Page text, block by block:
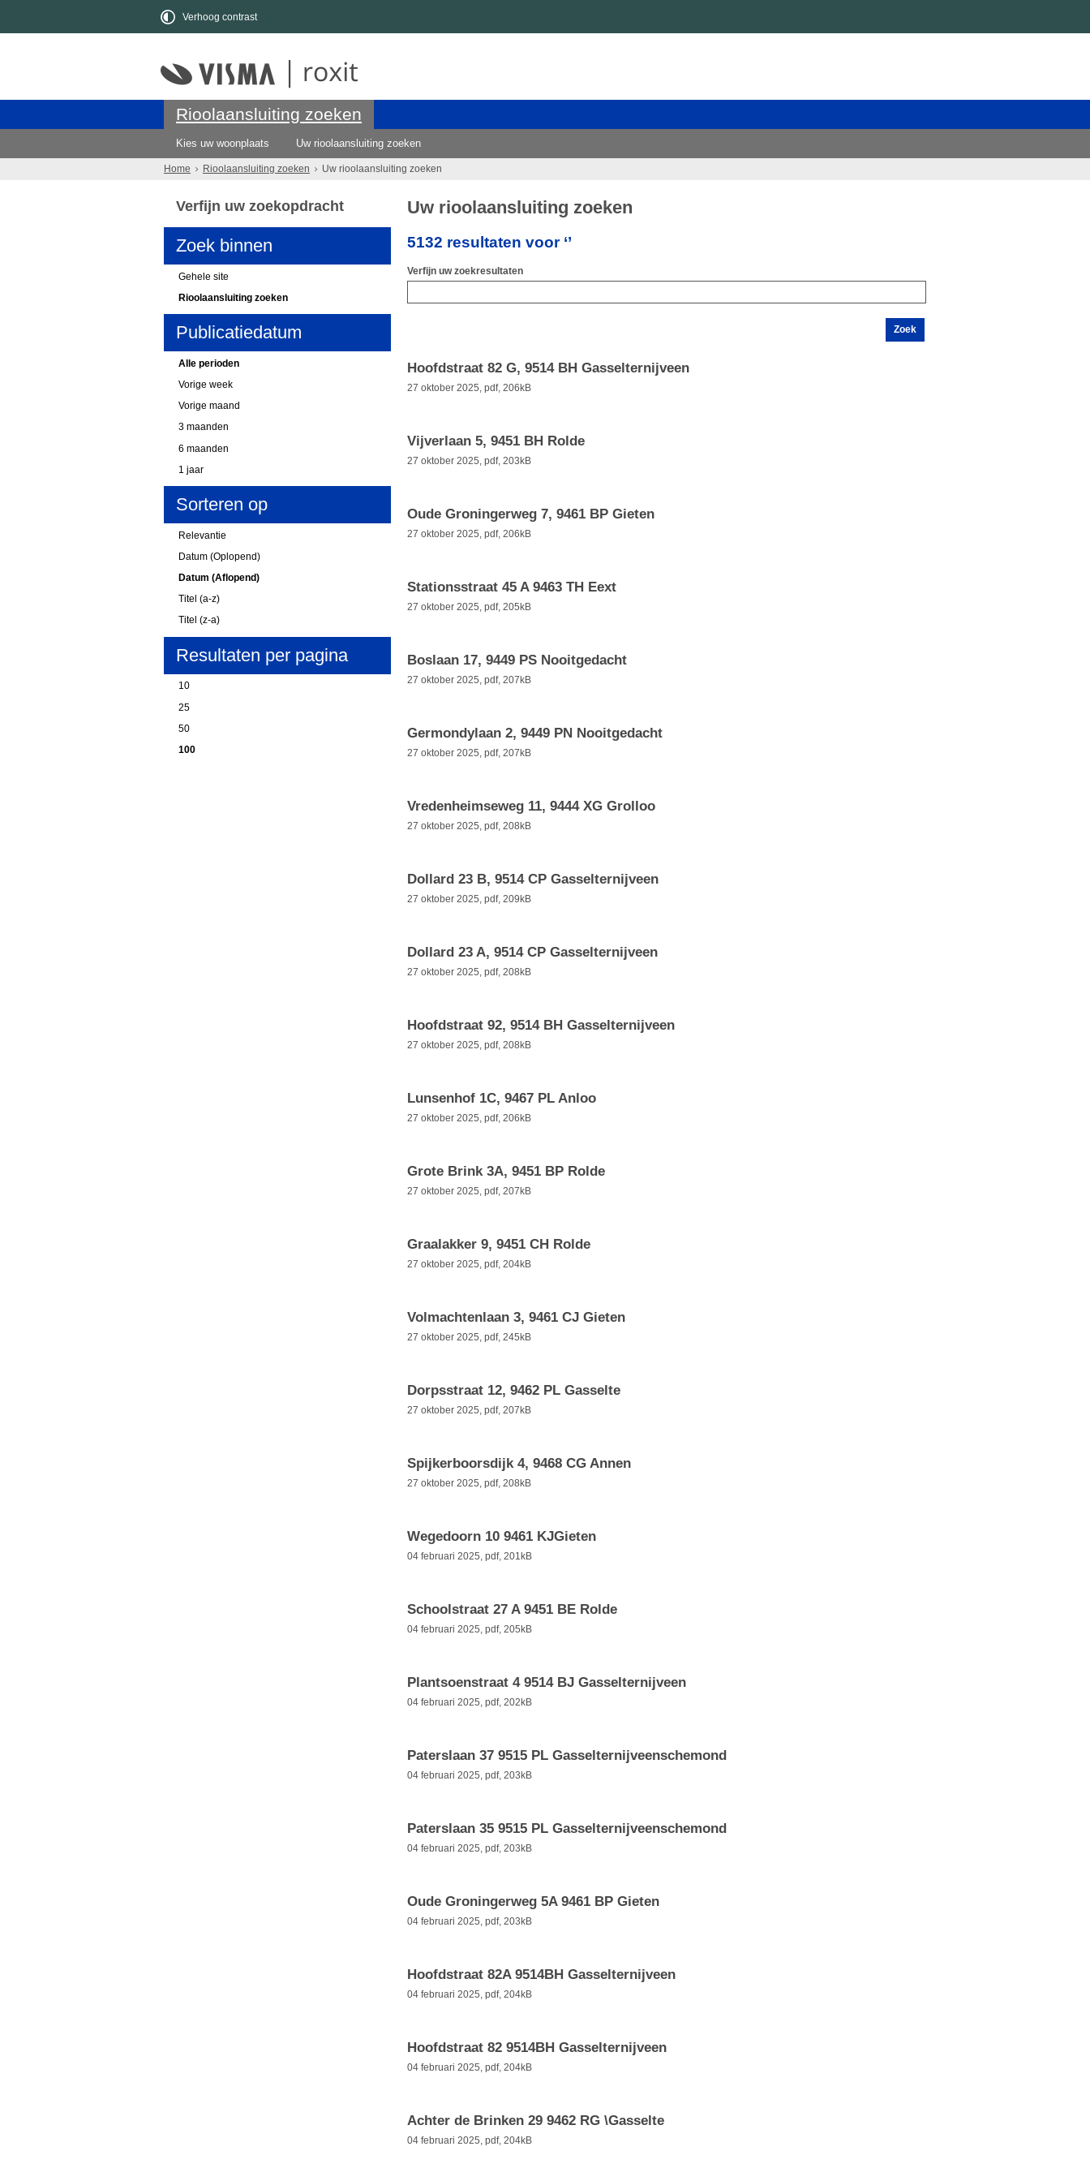
Verhoog contrast
Rioolaansluiting zoeken
Kies uw woonplaats Uw rioolaansluiting zoeken
Home Rioolaansluiting zoeken Uw rioolaansluiting zoeken
Uw rioolaansluiting zoeken
5132 resultaten voor ‘’
Verfijn uw zoekresultaten
Hoofdstraat 82 G, 9514 BH Gasselternijveen
27 oktober 2025, pdf, 206kB
Vijverlaan 5, 9451 BH Rolde
27 oktober 2025, pdf, 203kB
Oude Groningerweg 7, 9461 BP Gieten
27 oktober 2025, pdf, 206kB
Stationsstraat 45 A 9463 TH Eext
27 oktober 2025, pdf, 205kB
Boslaan 17, 9449 PS Nooitgedacht
27 oktober 2025, pdf, 207kB
Germondylaan 2, 9449 PN Nooitgedacht
27 oktober 2025, pdf, 207kB
Vredenheimseweg 11, 9444 XG Grolloo
27 oktober 2025, pdf, 208kB
Dollard 23 B, 9514 CP Gasselternijveen
27 oktober 2025, pdf, 209kB
Dollard 23 A, 9514 CP Gasselternijveen
27 oktober 2025, pdf, 208kB
Hoofdstraat 92, 9514 BH Gasselternijveen
27 oktober 2025, pdf, 208kB
Lunsenhof 1C, 9467 PL Anloo
27 oktober 2025, pdf, 206kB
Grote Brink 3A, 9451 BP Rolde
27 oktober 2025, pdf, 207kB
Graalakker 9, 9451 CH Rolde
27 oktober 2025, pdf, 204kB
Volmachtenlaan 3, 9461 CJ Gieten
27 oktober 2025, pdf, 245kB
Dorpsstraat 12, 9462 PL Gasselte
27 oktober 2025, pdf, 207kB
Spijkerboorsdijk 4, 9468 CG Annen
27 oktober 2025, pdf, 208kB
Wegedoorn 10 9461 KJGieten
04 februari 2025, pdf, 201kB
Schoolstraat 27 A 9451 BE Rolde
04 februari 2025, pdf, 205kB
Plantsoenstraat 4 9514 BJ Gasselternijveen
04 februari 2025, pdf, 202kB
Paterslaan 37 9515 PL Gasselternijveenschemond
04 februari 2025, pdf, 203kB
Paterslaan 35 9515 PL Gasselternijveenschemond
04 februari 2025, pdf, 203kB
Oude Groningerweg 5A 9461 BP Gieten
04 februari 2025, pdf, 203kB
Hoofdstraat 82A 9514BH Gasselternijveen
04 februari 2025, pdf, 204kB
Hoofdstraat 82 9514BH Gasselternijveen
04 februari 2025, pdf, 204kB
Achter de Brinken 29 9462 RG \Gasselte
04 februari 2025, pdf, 204kB
Verfijn uw zoekopdracht
Zoek binnen
Gehele site
Rioolaansluiting zoeken
Publicatiedatum
Alle perioden
Vorige week
Vorige maand
3 maanden
6 maanden
1 jaar
Sorteren op
Relevantie
Datum (Oplopend)
Datum (Aflopend)
Titel (a-z)
Titel (z-a)
Resultaten per pagina
10
25
50
100